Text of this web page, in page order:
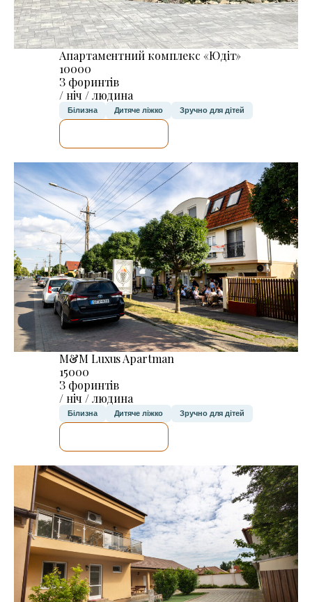
Апартаментний комплекс «Юдіт»
10000
З форинтів
/ ніч / людина
Білизна Дитяче ліжко Зручно для дітей
M&M Luxus Apartman
15000
З форинтів
/ ніч / людина
Білизна Дитяче ліжко Зручно для дітей